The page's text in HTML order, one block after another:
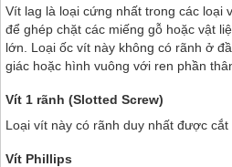
Vít lag là loại cứng nhất trong các loại
để ghép chặt các miếng gỗ hoặc vật
lớn. Loại ốc vít này không có rãnh ở
giác hoặc hình vuông với ren phần
Vít 1 rãnh (Slotted Screw)
Loại vít này có rãnh duy nhất được cắt
Vít Phillips